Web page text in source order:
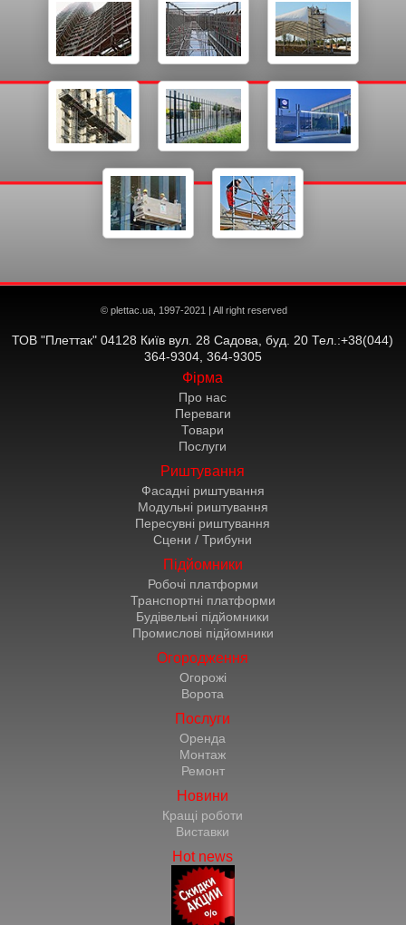
© plettac.ua, 1997-2021 | All right reserved
ТОВ "Плеттак" 04128 Київ вул. 28 Садова, буд. 20 Тел.:+38(044)
364-9304, 364-9305
Фірма
Про нас
Переваги
Товари
Послуги
Риштування
Фасадні риштування
Модульні риштування
Пересувні риштування
Сцени / Трибуни
Підйомники
Робочі платформи
Транспортні платформи
Будівельні підйомники
Промислові підйомники
Огородження
Огорожі
Ворота
Послуги
Оренда
Монтаж
Ремонт
Новини
Кращі роботи
Виставки
Hot news